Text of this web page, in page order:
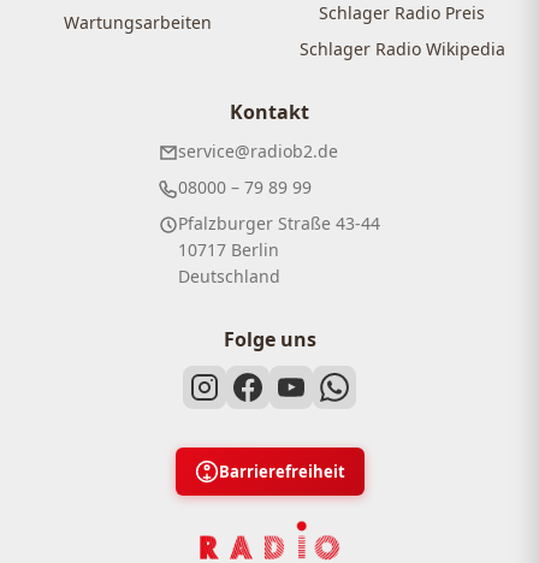
Wartungsarbeiten
Schlager Radio Preis
Schlager Radio Wikipedia
Kontakt
service@radiob2.de
08000 – 79 89 99
Pfalzburger Straße 43-44
10717 Berlin
Deutschland
Folge uns
Barrierefreiheit